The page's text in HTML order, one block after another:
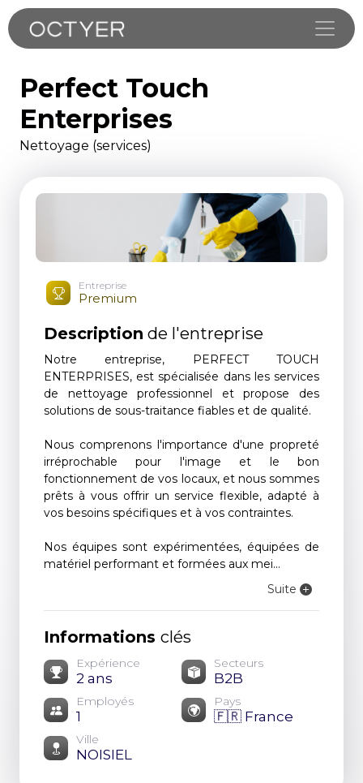
Perfect Touch
Enterprises
Nettoyage (services)
Entreprise
Premium
Description de l'entreprise
Notre entreprise, PERFECT TOUCH
ENTERPRISES, est spécialisée dans les services
de nettoyage professionnel et propose des
solutions de sous-traitance fiables et de qualité.
Nous comprenons l'importance d'une propreté
irréprochable pour l'image et le bon
fonctionnement de vos locaux, et nous sommes
prêts à vous offrir un service flexible, adapté à
vos besoins spécifiques et à vos contraintes.
Nos équipes sont expérimentées, équipées de
matériel performant et formées aux mei...
Suite
Informations clés
Expérience
2 ans
Secteurs
B2B
Employés
1
Pays
🇫🇷 France
Ville
NOISIEL